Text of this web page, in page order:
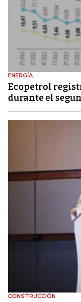
ENERGÍA
Ecopetrol
durante el
CONSTRUCCIÓN